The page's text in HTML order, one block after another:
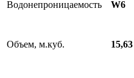
Водонепроницаемость W6
Объем, м.куб. 15,63